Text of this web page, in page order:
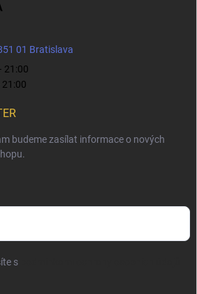
01 Bratislava
21:00
21:00
budeme zasílat informace o nových
s